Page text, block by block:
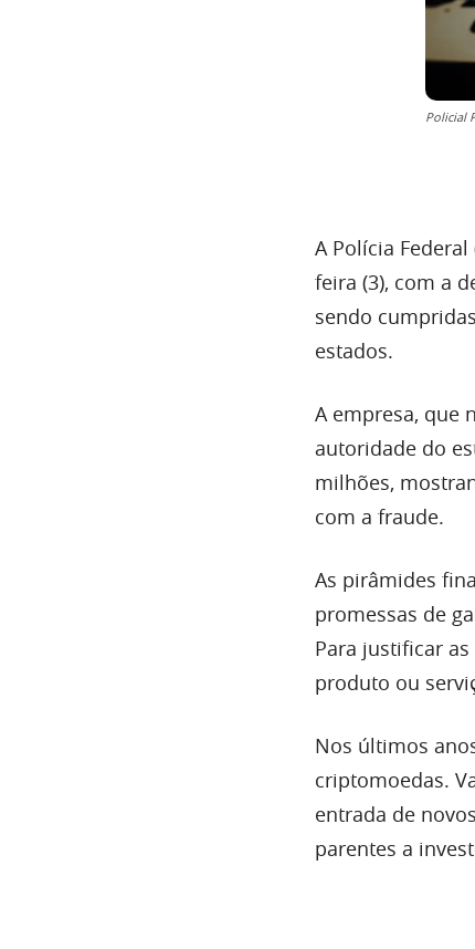
Policial
A Polícia
feira (3), com a
sendo
estados.
A empresa, que
autoridade do
milhões,
com a fraude.
As pirâmides
promessas de
Para justificar
produto ou
Nos últimos
criptomoedas.
entrada de
parentes a